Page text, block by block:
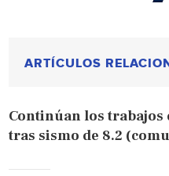
ARTÍCULOS
Continúan los trabajos
tras sismo de 8.2